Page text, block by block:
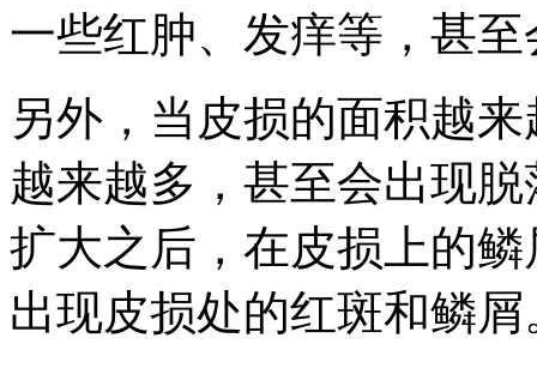
一些红肿、发痒等，甚
另外，当皮损的面积越
越来越多，甚至会出现
扩大之后，在皮损上的
出现皮损处的红斑和鳞屑